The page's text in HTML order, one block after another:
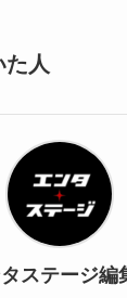
人
ステージ編